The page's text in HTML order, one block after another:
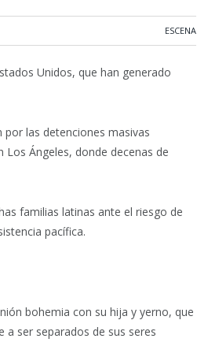
ESCENA
Unidos, que han generado
las detenciones masivas
Los Ángeles, donde decenas de
familias latinas ante el riesgo de
pacífica.
bohemia con su hija y yerno, que
ser separados de sus seres